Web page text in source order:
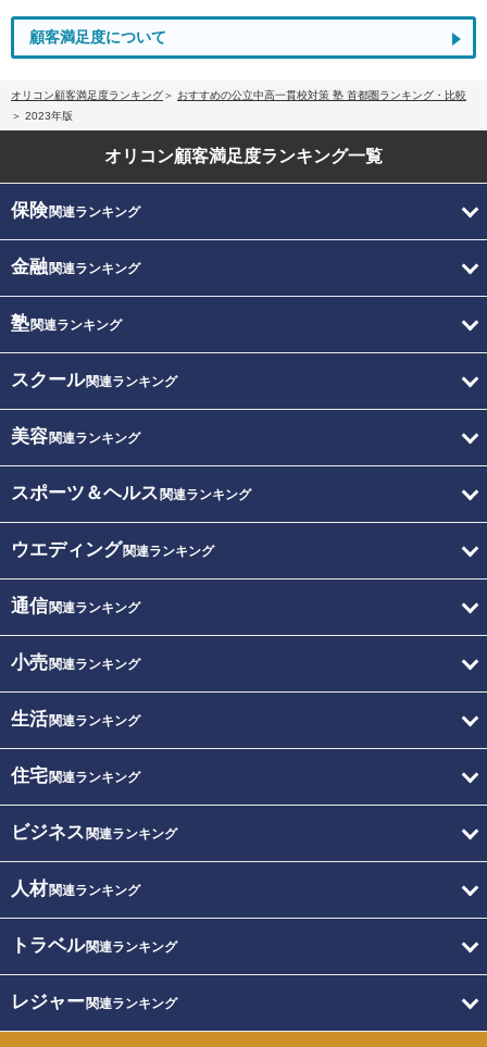
顧客満足度について
オリコン顧客満足度ランキング
おすすめの公立中高一貫校対策 塾 首都圏ランキング・比較
2023年版
オリコン顧客満足度ランキング一覧
保険関連ランキング
金融関連ランキング
塾関連ランキング
スクール関連ランキング
美容関連ランキング
スポーツ＆ヘルス 関連ランキング
ウエディング関連ランキング
通信関連ランキング
小売関連ランキング
生活関連ランキング
住宅関連ランキング
ビジネス 関連ランキング
人材関連ランキング
トラベル関連ランキング
レジャー関連ランキング